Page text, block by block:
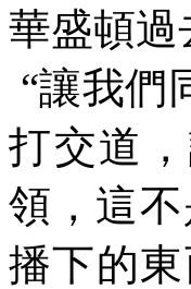
華盛頓過
“讓我們
打交道
領，這
播下的